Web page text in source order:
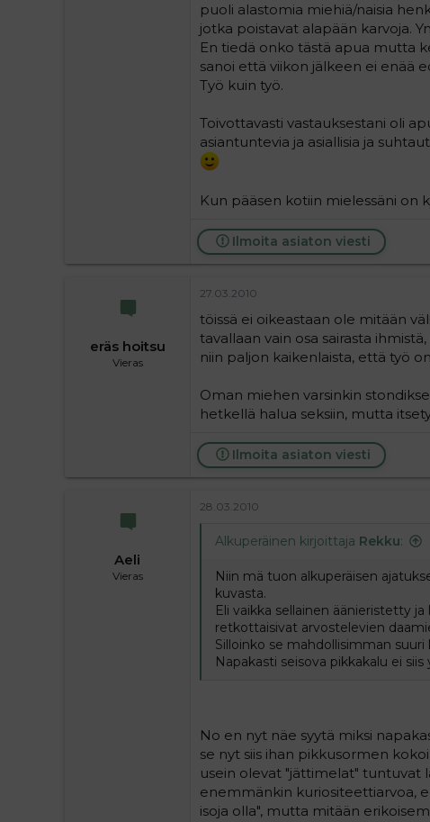
puoli alastomia miehiä/naisia
jotka poistavat alapään karvoja.
En tiedä onko tästä apua mutta
sanoi että viikon jälkeen ei enää
Työ kuin työ.
Toivottavasti vastauksestani oli
asiantuntevia ja asiallisia ja
Kun pääsen kotiin mielessäni on
Ilmoita asiaton viesti
eräs hoitsu
Vieras
27.03.2010
töissä ei oikeastaan ole mitään
tavallaan vain osa sairasta
niin paljon kaikenlaista, että työ
Oman miehen varsinkin
hetkellä halua seksiin, mutta
Ilmoita asiaton viesti
Aeli
Vieras
28.03.2010
Alkuperäinen kirjoittaja Rekku:
Niin mä tuon alkuperäisen
kuvasta.
Eli vaikka sellainen äänieristetty
retkottaisivat arvostelevien
Silloinko se mahdollisimman suuri
Napakasti seisova pikkakalu ei
No en nyt näe syytä miksi
se nyt siis ihan pikkusormen
usein olevat "jättimelat" tuntuvat
enemmänkin kuriositeettiarvoa,
isoja olla", mutta mitään